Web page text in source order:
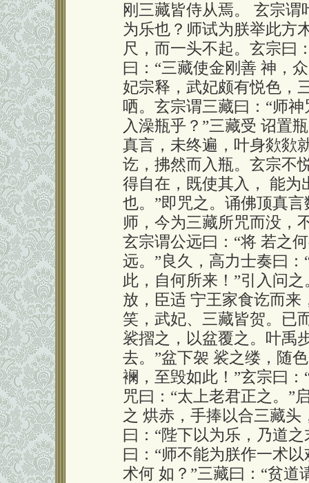
刚三藏皆侍从焉。 玄宗
为乐也？师试为朕举此方
尺，而一头不起。玄宗曰
曰：“三藏使金刚善 神，
妃宗释，武妃颇有悦色，
哂。玄宗谓三藏曰：“师
入澡瓶乎？”三藏受 诏置
真言，未终遍，叶身欻欻
讫，拂然而入瓶。玄宗不
得自在，既使其入， 能为
也。”即咒之。诵佛顶真
师，今为三藏所咒而没，
玄宗谓公远曰：“将 若之
远。”良久，高力士奏曰
此，自何所来！”引入问
放，臣适 宁王家食讫而来
笑，武妃、三藏皆贺。已
裟摺之，以盆覆之。叶禹
去。”盆下袈 裟之缕，随
襕，至毁如此！”玄宗曰
咒曰：“太上老君正之。”
之 烘赤，手捧以合三藏
曰：“陛下以为乐，乃道
曰：“师不能为朕作一术
术何 如？”三藏曰：“贫